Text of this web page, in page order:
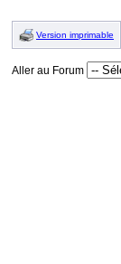
Version imprimable
Aller au Forum